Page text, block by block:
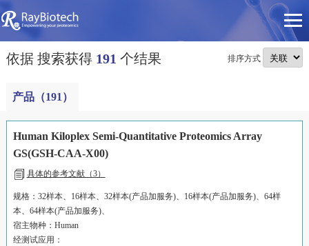
依据 搜索获得 191 个结果 排序方式
产品（191）
Human Kiloplex Semi-Quantitative Proteomics Array
GS(GSH-CAA-X00)
具体的参考文献（3）
规格：32样本、16样本、32样本(产品加服务)、16样本(产品加服务)、64样
本、64样本(产品加服务)、
宿主物种：Human
经测试应用：